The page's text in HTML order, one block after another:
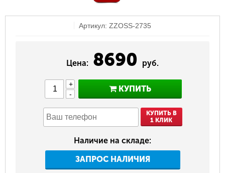
Артикул: ZZOSS-2735
Цена: 8690 руб.
+
-
КУПИТЬ
КУПИТЬ В
1 КЛИК
Наличие на складе:
ЗАПРОС НАЛИЧИЯ